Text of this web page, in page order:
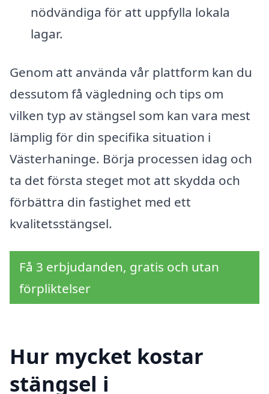
nödvändiga för att uppfylla lokala
lagar.
Genom att använda vår plattform kan du
dessutom få vägledning och tips om
vilken typ av stängsel som kan vara mest
lämplig för din specifika situation i
Västerhaninge. Börja processen idag och
ta det första steget mot att skydda och
förbättra din fastighet med ett
kvalitetsstängsel.
Få 3 erbjudanden, gratis och utan
förpliktelser
Hur mycket kostar
stängsel i